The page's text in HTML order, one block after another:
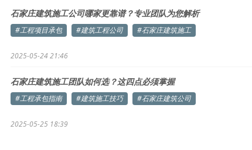
石家庄建筑施工公司哪家更靠谱？专业团队为您解析
#工程项目承包 #建筑工程公司 #石家庄建筑施工
2025-05-24 21:46
石家庄建筑施工团队如何选？这四点必须掌握
#工程承包指南 #建筑施工技巧 #石家庄建筑公司
2025-05-25 18:39